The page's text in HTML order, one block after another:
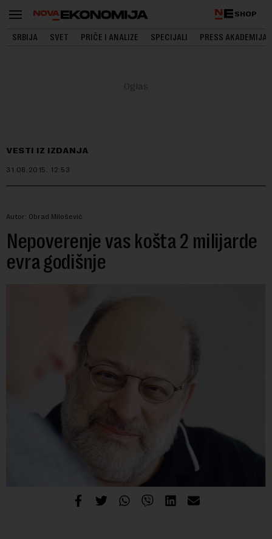
SHOP
SRBIJA SVET PRIČE I ANALIZE SPECIJALI PRESS AKADEMIJA
VESTI IZ IZDANJA
31.08.2015. 12:53
Autor: Obrad Milošević
Nepoverenje vas košta 2 milijarde
evra godišnje